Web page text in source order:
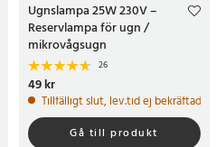
Ugnslampa 25W 230V –
Reservlampa för ugn /
mikrovågsugn
26
Pris:49 kr
49 kr
Tillfälligt slut, lev.tid ej bekräftad
Gå till produkt